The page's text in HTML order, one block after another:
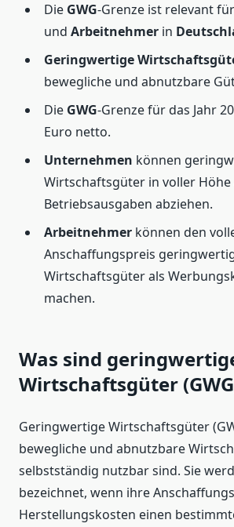
Die GWG-Grenze ist relevant für
und Arbeitnehmer in
Geringwertige
bewegliche und abnutzbare
Die GWG-Grenze für das Jahr
Euro netto.
Unternehmen können
Wirtschaftsgüter in voller Höhe
Betriebsausgaben abziehen.
Arbeitnehmer können den
Anschaffungspreis
Wirtschaftsgüter als
machen.
Was sind
Wirtschaftsgüter
Geringwertige Wirtschaftsgüter
bewegliche und abnutzbare
selbstständig nutzbar sind. Sie
bezeichnet, wenn ihre
Herstellungskosten einen